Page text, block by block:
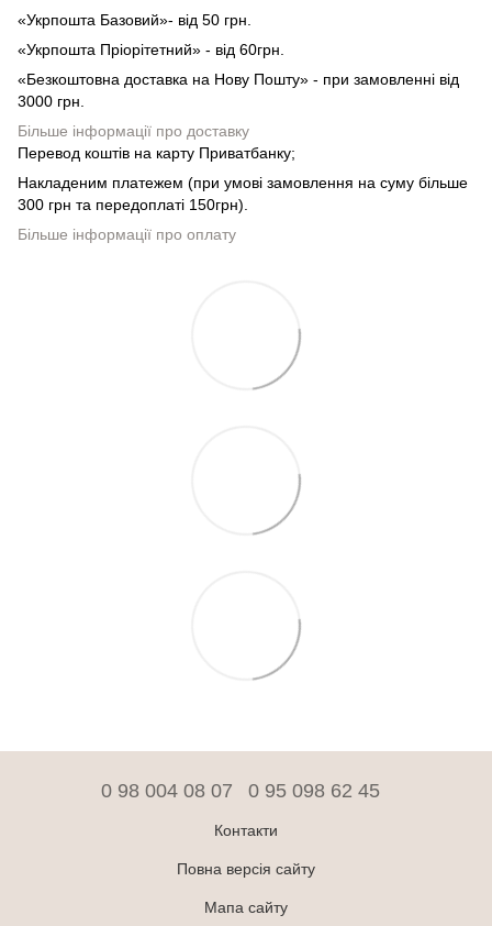
«Укрпошта Базовий»- від 50 грн.
«Укрпошта Пріорітетний» - від 60грн.
«Безкоштовна доставка на Нову Пошту» - при замовленні від
3000 грн.
Більше інформації про доставку
Перевод коштів на карту Приватбанку;
Накладеним платежем (при умові замовлення на суму більше
300 грн та передоплаті 150грн).
Більше інформації про оплату
0 98 004 08 07 0 95 098 62 45
Контакти
Повна версія сайту
Мапа сайту